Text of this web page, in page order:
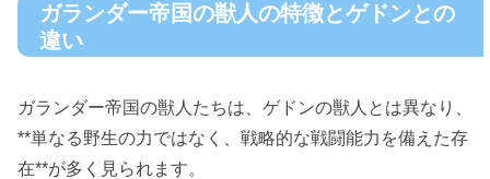
ガランダー帝国の獣人の特徴とゲドンとの
違い
ガランダー帝国の獣人たちは、ゲドンの獣人とは異なり、
**単なる野生の力ではなく、戦略的な戦闘能力を備えた存
在**が多く見られます。